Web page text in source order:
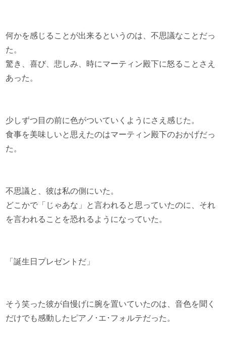
何かを感じることが出来るというのは、不思議なことだっ
た。
驚き、喜び、悲しみ、時にマーティン殿下に怒ることさえ
あった。
少しずつ目の前に色がついていくようにさえ感じた。
食事を美味しいと思えたのはマーティン殿下のおかげだっ
た。
不思議と、彼は私の側にいた。
どこかで「じゃあな」と言われると思っていたのに、それ
を言われることを恐れるようになっていた。
「誕生日プレゼントだ」
そう笑った彼が自慢げに腕を置いていたのは、音色を聞く
だけでも感動したピアノ･エ･フォルテだった。